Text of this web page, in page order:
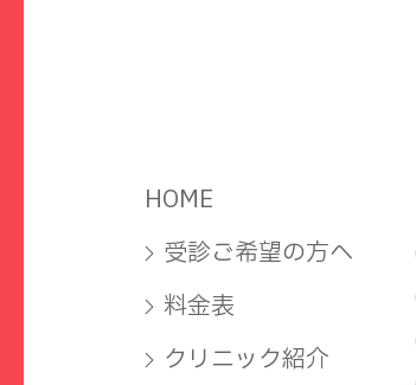
HOME
受診ご希望の方へ
料金表
クリニック紹介